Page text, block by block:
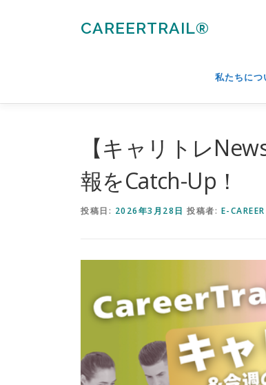
ス
CAREERTRAIL®
私たちにつ
【キャリトレ
報をCatch-Up！
投稿日: 2026年3月28日 投稿者: E-